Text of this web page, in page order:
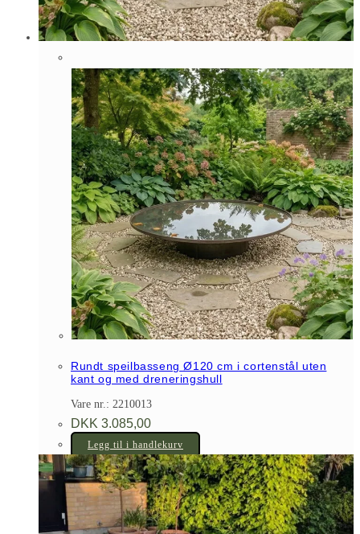
Rundt speilbasseng Ø120 cm i cortenstål uten
kant og med dreneringshull
Vare nr.: 2210013
DKK 3.085,00
Legg til i handlekurv